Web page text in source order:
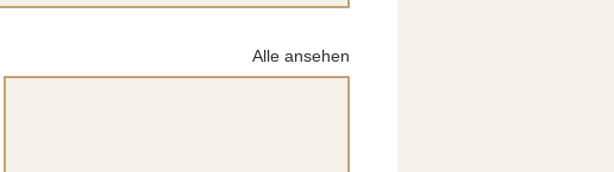
Alle ansehen